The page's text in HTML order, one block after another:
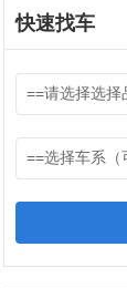
快速找车